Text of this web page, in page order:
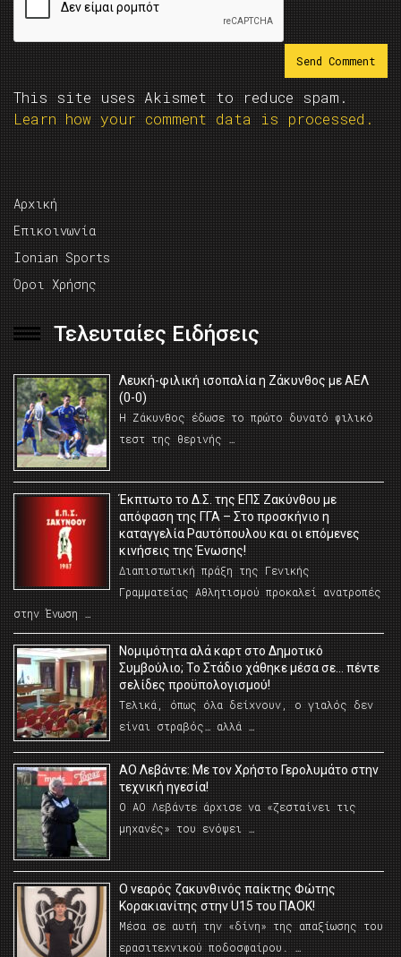
This site uses Akismet to reduce spam.
Learn how your comment data is processed.
Αρχική
Επικοινωνία
Ionian Sports
Όροι Χρήσης
Τελευταίες Ειδήσεις
Λευκή-φιλική ισοπαλία η Ζάκυνθος με ΑΕΛ
(0-0)
Η Ζάκυνθος έδωσε το πρώτο δυνατό φιλικό
τεστ της θερινής …
Έκπτωτο το Δ.Σ. της ΕΠΣ Ζακύνθου με
απόφαση της ΓΓΑ – Στο προσκήνιο η
καταγγελία Ραυτόπουλου και οι επόμενες
κινήσεις της Ένωσης!
Διαπιστωτική πράξη της Γενικής
Γραμματείας Αθλητισμού προκαλεί ανατροπές
στην Ένωση …
Νομιμότητα αλά καρτ στο Δημοτικό
Συμβούλιο; Το Στάδιο χάθηκε μέσα σε… πέντε
σελίδες προϋπολογισμού!
Τελικά, όπως όλα δείχνουν, ο γιαλός δεν
είναι στραβός… αλλά …
ΑΟ Λεβάντε: Με τον Χρήστο Γερολυμάτο στην
τεχνική ηγεσία!
Ο ΑΟ Λεβάντε άρχισε να «ζεσταίνει τις
μηχανές» του ενόψει …
O νεαρός ζακυνθινός παίκτης Φώτης
Κορακιανίτης στην U15 του ΠΑΟΚ!
Μέσα σε αυτή την «δίνη» της απαξίωσης του
ερασιτεχνικού ποδοσφαίρου. …